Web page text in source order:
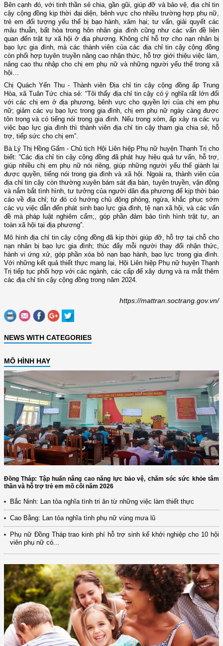
Bên cạnh đó, với tinh thần sẻ chia, gần gũi, giúp đỡ và bảo vệ, địa chỉ tin
cậy cộng đồng kịp thời đại diện, bênh vực cho nhiều trường hợp phụ nữ,
trẻ em đối tượng yếu thế bị bạo hành, xâm hại; tư vấn, giải quyết các
mâu thuẫn, bất hòa trong hôn nhân gia đình cũng như các vấn đề liên
quan đến trật tự xã hội ở địa phương. Không chỉ hỗ trợ cho nạn nhân bị
bạo lực gia đình, mà các thành viên của các địa chỉ tin cậy cộng đồng
còn phối hợp tuyên truyền nâng cao nhận thức, hỗ trợ giới thiệu việc làm,
nâng cao thu nhập cho chị em phụ nữ và những người yếu thế trong xã
hội…
Chị Quách Yến Thu - Thành viên Địa chỉ tin cậy cộng đồng ấp Trung
Hòa, xã Tuân Tức chia sẻ: “Tôi thấy địa chỉ tin cậy có ý nghĩa rất lớn đối
với các chị em ở địa phương, bênh vực cho quyền lợi của chị em phụ
nữ; giảm các vụ bạo lực trong gia đình, chị em phụ nữ ngày càng được
tôn trọng và có tiếng nói trong gia đình. Nếu trong xóm, ấp xảy ra các vụ
việc bạo lực gia đình thì thành viên địa chỉ tin cậy tham gia chia sẻ, hỗ
trợ, tiếp sức cho chị em”.
Bà Lý Thị Hồng Gấm - Chủ tịch Hội Liên hiệp Phụ nữ huyện Thạnh Trị cho
biết: “Các địa chỉ tin cậy cộng đồng đã phát huy hiệu quả tư vấn, hỗ trợ,
giúp nhiều chị em phụ nữ nói riêng, giúp những người yếu thế giành lại
được quyền, tiếng nói trong gia đình và xã hội. Ngoài ra, thành viên của
địa chỉ tin cậy còn thường xuyên bám sát địa bàn, tuyên truyền, vận động
và nắm bắt tình hình, tư tưởng của người dân địa phương để kịp thời báo
cáo về địa chỉ; từ đó có hướng chủ động phòng, ngừa, khắc phục sớm
các vụ việc dẫn đến phát sinh bạo lực gia đình, tệ nạn xã hội, và các vấn
đề mà pháp luật nghiêm cấm;, góp phần đảm bảo tình hình trật tự, an
toàn xã hội tại địa phương”.
Mô hình địa chỉ tin cây cộng đồng đã kịp thời giúp đỡ, hỗ trợ tại chỗ cho
nạn nhân bị bạo lực gia đình; thúc đẩy mỗi người thay đổi nhận thức,
hành vi ứng xử, góp phần xóa bỏ nạn bạo hành, bạo lực trong gia đình.
Với những kết quả thiết thực mang lại, Hội Liên hiệp Phụ nữ huyện Thạnh
Trị tiếp tục phối hợp với các ngành, các cấp để xây dựng và ra mắt thêm
các địa chỉ tin cậy cộng đồng trong năm 2024.
https://mattran.soctrang.gov.vn/
NEWS WITH CATEGORIES
MÔ HÌNH HAY
Đồng Tháp: Tập huấn nâng cao năng lực bảo vệ, chăm sóc sức khỏe tâm
thần và hỗ trợ trẻ em mồ côi năm 2026
Bắc Ninh: Lan tỏa nghĩa tình tri ân từ những việc làm thiết thực
Cao Bằng: Lan tỏa nghĩa tình phụ nữ vùng mưa lũ
Phụ nữ Đồng Tháp trao kinh phí hỗ trợ sinh kế khởi nghiệp cho 10 hội
viên phụ nữ có...